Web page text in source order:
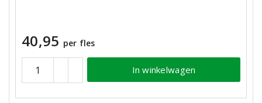
40,95 per fles
In winkelwagen